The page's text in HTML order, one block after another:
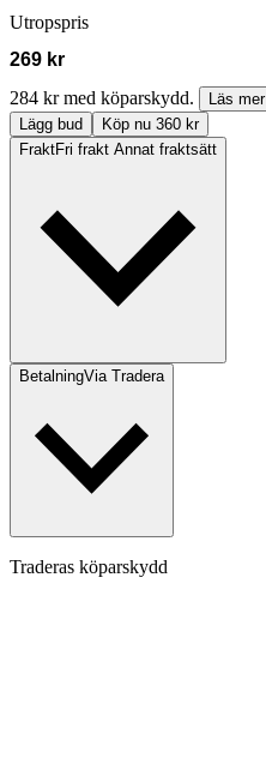
Utropspris
269 kr
284 kr med köparskydd.
Läs mer
Lägg bud
Köp nu 360 kr
FraktFri frakt Annat fraktsätt
BetalningVia Tradera
Traderas köparskydd